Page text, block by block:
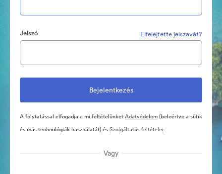
Jelszó Elfelejtette jelszavát?
A folytatással elfogadja a mi feltételünketAdatvédelem(beleértve a sütik
és más technológiák használatát) ésSzolgáltatás feltételei
Vagy